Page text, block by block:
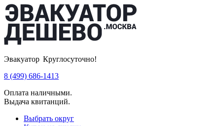
Эвакуатор Круглосуточно!
8 (499) 686-1413
Оплата наличными.
Выдача квитанций.
Выбрать округ